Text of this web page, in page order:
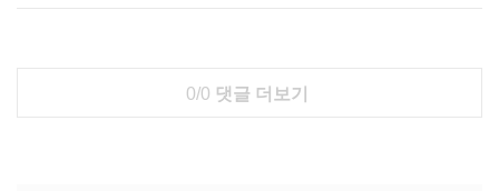
0/0 댓글 더보기